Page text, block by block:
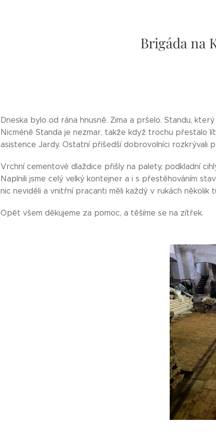
Brigáda na
Dneska bylo od rána hnusně. Zima a pršelo. Standu,
Nicméně Standa je nezmar, takže když trochu přestalo
asistence Jardy. Ostatní přišedší dobrovolníci rozkrývali
Vrchní cementové dlaždice přišly na palety, podkladní
Naplnili jsme celý velký kontejner a i s přestěhováním
nic neviděli a vnitřní pracanti měli každý v rukách několik
Opět všem děkujeme za pomoc, a těšíme se na zítřek.